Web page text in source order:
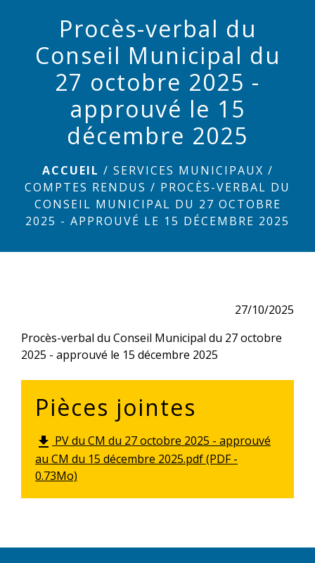
Procès-verbal du
Conseil Municipal du
27 octobre 2025 -
approuvé le 15
décembre 2025
ACCUEIL / SERVICES MUNICIPAUX /
COMPTES RENDUS / PROCÈS-VERBAL DU
CONSEIL MUNICIPAL DU 27 OCTOBRE
2025 - APPROUVÉ LE 15 DÉCEMBRE 2025
27/10/2025
Procès-verbal du Conseil Municipal du 27 octobre
2025 - approuvé le 15 décembre 2025
Pièces jointes
file_download PV du CM du 27 octobre 2025 - approuvé
au CM du 15 décembre 2025.pdf (PDF -
0.73Mo)